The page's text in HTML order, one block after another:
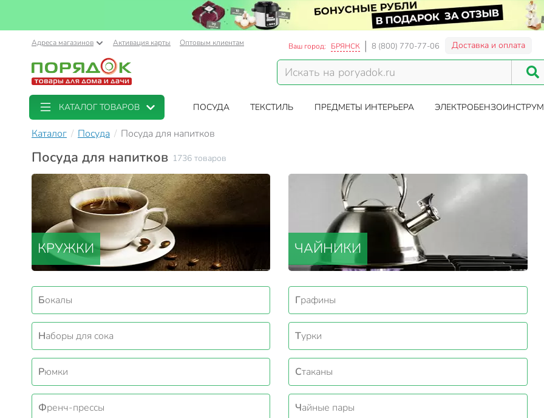
Адреса магазинов Активация карты Оптовым клиентам Ваш город: БРЯНСК 8 (800) 770-77-06 Доставка и оплата
КАТАЛОГ ТОВАРОВ ПОСУДА ТЕКСТИЛЬ ПРЕДМЕТЫ ИНТЕРЬЕРА
Каталог Посуда Посуда для напитков
Посуда для напитков 1736 товаров
КРУЖКИ ЧАЙНИКИ
Бокалы Графины
Наборы для сока Турки
Рюмки Стаканы
Френч-прессы Чайные пары